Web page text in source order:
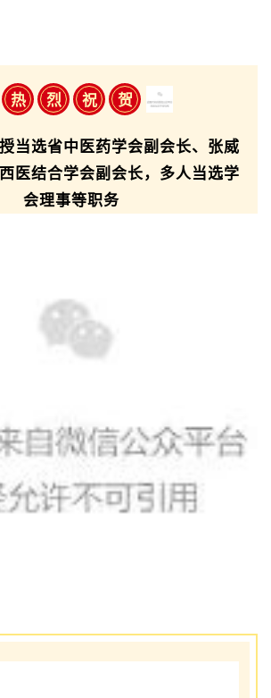
热 烈 祝 贺
当选省中医药学会副会长、张威
医结合学会副会长，多人当选学
会理事等职务